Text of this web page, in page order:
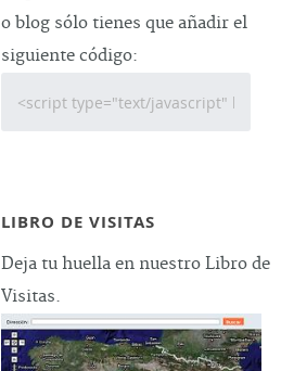
o blog sólo tienes que añadir el
siguiente código:
LIBRO DE VISITAS
Deja tu huella en nuestro Libro de
Visitas.